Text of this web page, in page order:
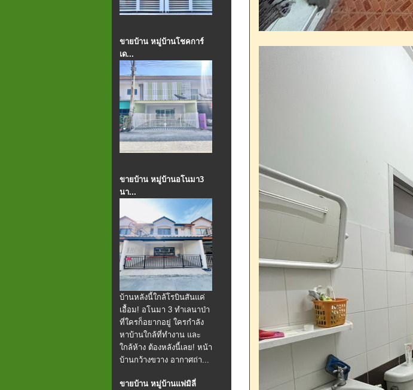
ขายบ้าน หมู่บ้านโชคการ์
เด...
ขายบ้าน หมู่บ้านอโนมา3
นา...
บ้านหลังนี้ใกล้โรบินสันแค่
เอื้อม! อโนมา 3 ทำเลนาป่า
ที่ใครก็อยากอยู่ ใครกำลัง
หาบ้านใกล้ที่ทำงาน และ
ใกล้ห้าง ต้องหลังนี้เลย! หน้า
บ้านกว้างขวาง อากาศถ่า...
ขายบ้าน หมู่บ้านแฟมิลี่